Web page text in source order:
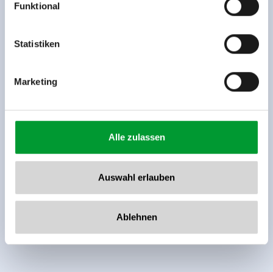
Rohr 23// A-6280 Zell am Ziller
www.zillertalarena.com
Funktional
Statistiken
Marketing
Alle zulassen
Auswahl erlauben
Ablehnen